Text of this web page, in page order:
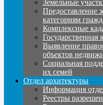
Земельные
Предоставление
категориям
Комплексные
Государственная
Выявление
объектов
Социальная
их семей
Отдел архитектуры
Информация
Реестры